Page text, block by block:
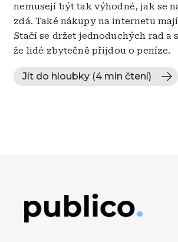
nemusejí být tak výhodné, jak se
zdá. Také nákupy na internetu
Stačí se držet jednoduchých rad a
že lidé zbytečně přijdou o peníze.
Jít do hloubky (4 min čtení)